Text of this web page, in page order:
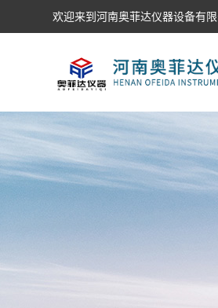
欢迎来到河南奥菲达仪器设备有限